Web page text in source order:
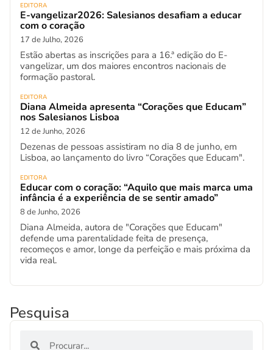
EDITORA
E-vangelizar2026: Salesianos desafiam a educar
com o coração
17 de Julho, 2026
Estão abertas as inscrições para a 16.ª edição do E-
vangelizar, um dos maiores encontros nacionais de
formação pastoral.
EDITORA
Diana Almeida apresenta “Corações que Educam”
nos Salesianos Lisboa
12 de Junho, 2026
Dezenas de pessoas assistiram no dia 8 de junho, em
Lisboa, ao lançamento do livro “Corações que Educam".
EDITORA
Educar com o coração: “Aquilo que mais marca uma
infância é a experiência de se sentir amado”
8 de Junho, 2026
Diana Almeida, autora de "Corações que Educam"
defende uma parentalidade feita de presença,
recomeços e amor, longe da perfeição e mais próxima da
vida real.
Pesquisa